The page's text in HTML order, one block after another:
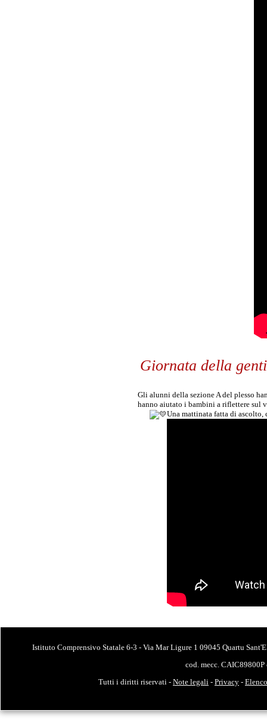
Giornata della
Gli alunni della sezione A del plesso
hanno aiutato i bambini a riflettere sul
Una mattinata fatta di
Istituto Comprensivo Statale 6-3 - Via Mar Ligure 1 09045 Quartu
cod. mecc.
Tutti i diritti riservati - Note legali - Privacy -